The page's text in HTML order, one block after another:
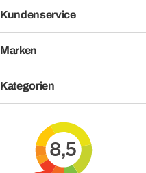
Kundenservice
Marken
Kategorien